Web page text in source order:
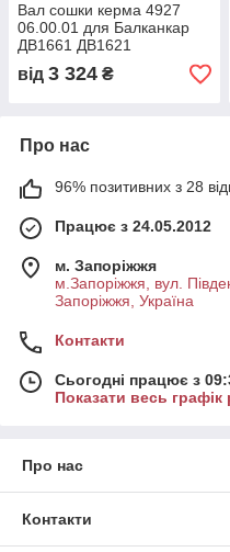
Вал сошки керма 4927
06.00.01 для Балканкар
ДВ1661 ДВ1621
від 3 324 ₴
Про нас
96% позитивних з 28
Працює з 24.05.2012
м. Запоріжжя
м.Запоріжжя, вул.
Запоріжжя, Україна
Контакти
Сьогодні працює з
Показати весь графік
Про нас
Контакти